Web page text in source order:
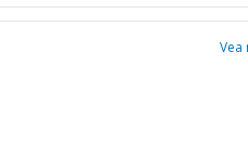
Vea